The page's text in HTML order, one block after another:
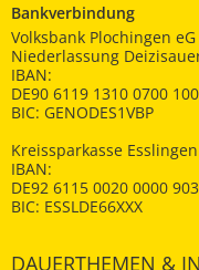
Bankverbindung
Volksbank Plochingen eG
Niederlassung
IBAN:
DE90 6119 1310 0700
BIC: GENODES1VBP
Kreissparkasse Esslingen
IBAN:
DE92 6115 0020 0000
BIC: ESSLDE66XXX
DAUERTHEMEN &